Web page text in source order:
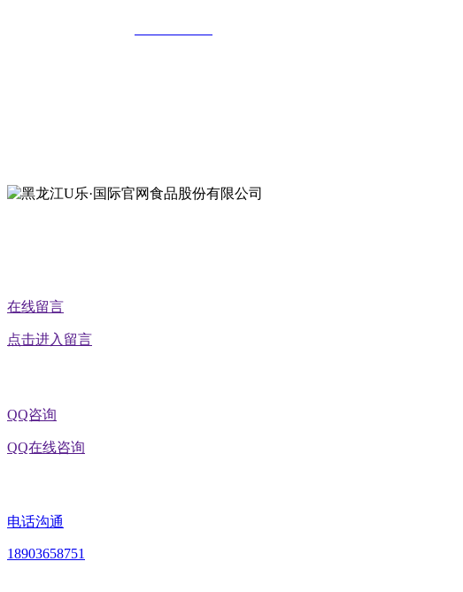
在线留言
点击进入留言
QQ咨询
QQ在线咨询
电话沟通
18903658751